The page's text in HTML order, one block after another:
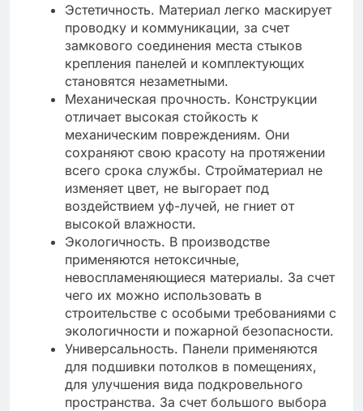
Эстетичность. Материал легко маскирует
проводку и коммуникации, за счет
замкового соединения места стыков
крепления панелей и комплектующих
становятся незаметными.
Механическая прочность. Конструкции
отличает высокая стойкость к
механическим повреждениям. Они
сохраняют свою красоту на протяжении
всего срока службы. Стройматериал не
изменяет цвет, не выгорает под
воздействием уф-лучей, не гниет от
высокой влажности.
Экологичность. В производстве
применяются нетоксичные,
невоспламеняющиеся материалы. За счет
чего их можно использовать в
строительстве с особыми требованиями с
экологичности и пожарной безопасности.
Универсальность. Панели применяются
для подшивки потолков в помещениях,
для улучшения вида подкровельного
пространства. За счет большого выбора